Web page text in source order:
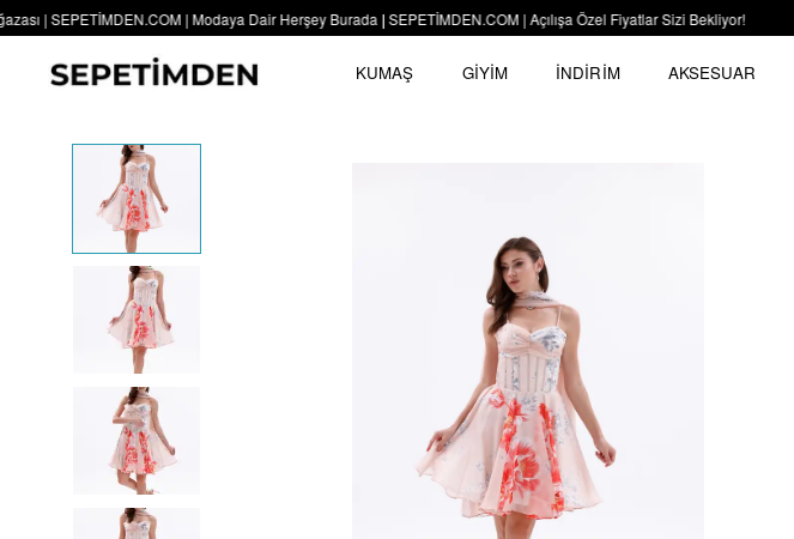
| SEPETİMDEN.COM | Modaya Dair Herşey Burada | SEPETİMDEN.COM | Açılışa Özel Fiyatlar Sizi Bekliyor!
KUMAŞ GİYİM İNDİRİM AKSESUAR